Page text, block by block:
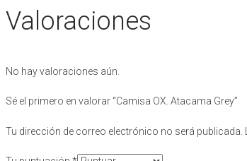
Valoraciones
No hay valoraciones aún.
Sé el primero en valorar “Camisa OX. Atacama Grey”
Tu dirección de correo electrónico no será publicada.